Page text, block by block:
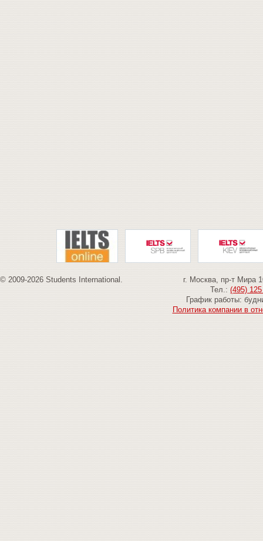
© 2009-2026 Students International.
г. Москва, пр-т Мира
Тел.: (495)
График работы:
Политика компании в